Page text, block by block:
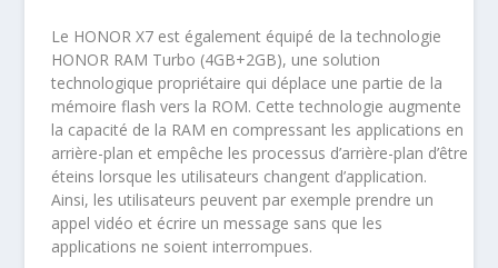
Le HONOR X7 est également équipé de la technologie
HONOR RAM Turbo (4GB+2GB), une solution
technologique propriétaire qui déplace une partie de la
mémoire flash vers la ROM. Cette technologie augmente
la capacité de la RAM en compressant les applications en
arrière-plan et empêche les processus d’arrière-plan d’être
éteins lorsque les utilisateurs changent d’application.
Ainsi, les utilisateurs peuvent par exemple prendre un
appel vidéo et écrire un message sans que les
applications ne soient interrompues.